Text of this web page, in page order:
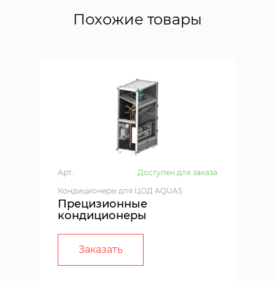
Похожие товары
Арт.:
Доступен для заказа
Кондиционеры для ЦОД AQUAS
Прецизионные
кондиционеры
Заказать